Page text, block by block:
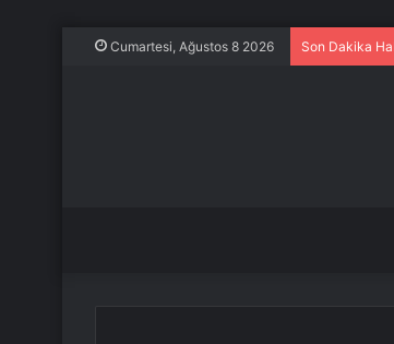
Cumartesi, Ağustos 8 2026 Son Dakika